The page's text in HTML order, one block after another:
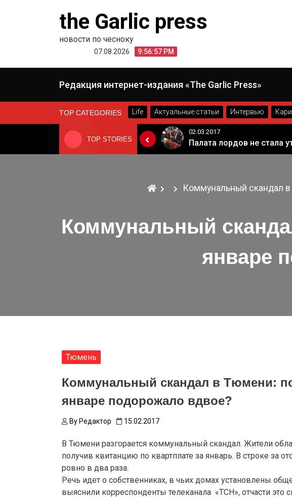
the Garlic press
новости по чесноку
07.08.2026 9:56:57 PM
Редакция интернет-издания «The Garlic Press»
TOP CATEGORIES Life Актуальные статьи Интервью
TOP STORIES
24.06.2019
Когда Россия разрешит полеты в Грузию. Позиция Кремля
02.03.2017
Коммунальный скандал
Коммунальный
январе
Тюмень
Коммунальный скандал в Тюмени:
январе подорожало вдвое?
By Редактор 15.02.2017
В Тюмени разгорается коммунальный скандал. Жители
получив квитанцию по квартплате за январь. В строке за
ровно в два раза.
Речь идет о собственниках, в чьих домах установлены
выяснили корреспонденты телеканала «ТСН», отчасти это